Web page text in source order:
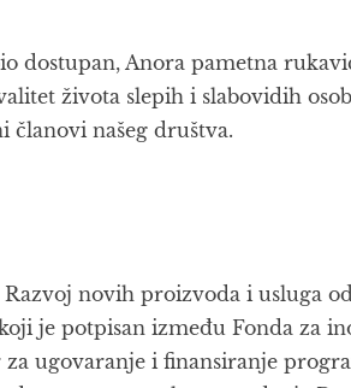
dostupan, Anora pametna
života slepih i slabovidih
članovi našeg društva.
novih proizvoda i usluga
je potpisan između Fonda za
ugovaranje i finansiranje